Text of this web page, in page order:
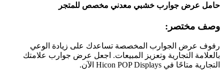
حامل عرض جوارب خشبي معدني مخصص للمتجر
وصف مختصر:
رفوف عرض الجوارب المخصصة تساعدك على زيادة الوعي
بالعلامة التجارية وتعزيز المبيعات. اجعل عرض جوارب علامتك
التجارية متاحًا في Hicon POP Displays الآن.